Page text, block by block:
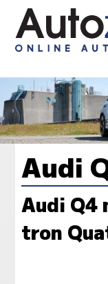
Audi
Audi Q4
tron